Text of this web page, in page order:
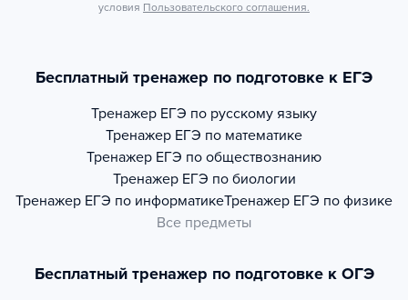
условия Пользовательского соглашения.
Бесплатный тренажер по подготовке к ЕГЭ
Тренажер ЕГЭ по русскому языку
Тренажер ЕГЭ по математике
Тренажер ЕГЭ по обществознанию
Тренажер ЕГЭ по биологии
Тренажер ЕГЭ по информатикеТренажер ЕГЭ по физике
Все предметы
Бесплатный тренажер по подготовке к ОГЭ